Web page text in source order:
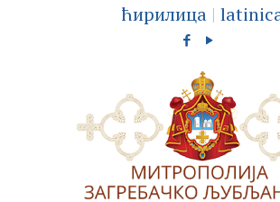
ћирилица |